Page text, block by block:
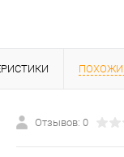
Отзывов: 0